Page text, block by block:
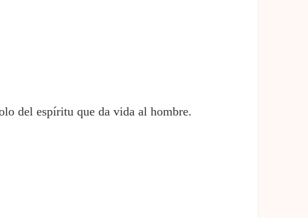
del espíritu que da vida al hombre.